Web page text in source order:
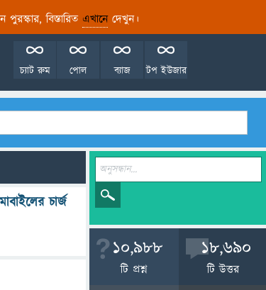
পুরস্কার, বিস্তারিত এখানেদেখুন।
টপ ইউজার
ব্যাজ
পোল
চ্যাট রুম
চার্জ
10,988
টি প্রশ্ন
18,690
টি উত্তর